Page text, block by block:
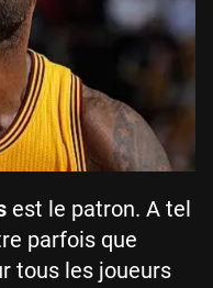
est le patron. A tel
parfois que
tous les joueurs